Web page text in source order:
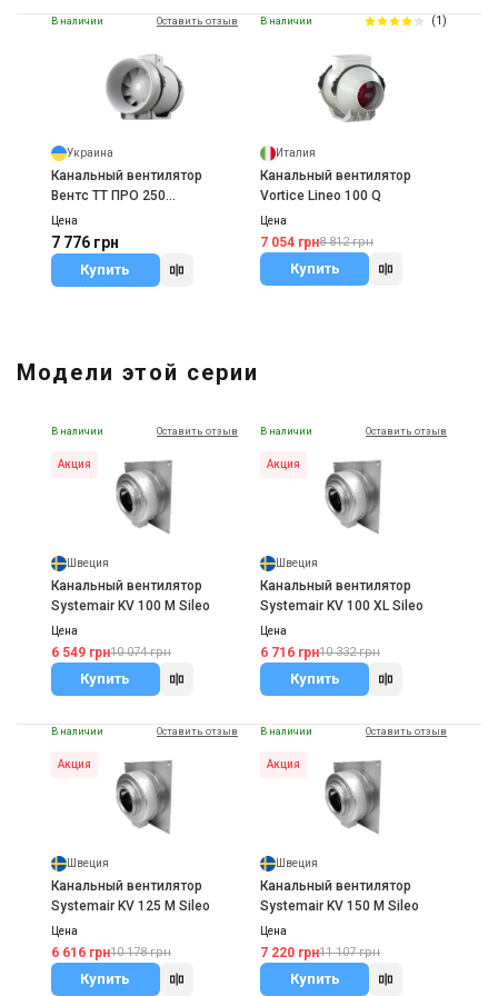
В наличии Оставить отзыв
Украина
Канальный вентилятор
Вентс ТТ ПРО 250
(модификация У, Ун)
Цена
7 776 грн
Купить
В наличии (1)
Италия
Канальный вентилятор
Vortice Lineo 100 Q
Цена
7 054 грн8 812 грн
Купить
Модели этой серии
В наличии Оставить отзыв
Акция
Швеция
Канальный вентилятор
Systemair KV 100 M Sileo
Цена
6 549 грн10 074 грн
Купить
В наличии Оставить отзыв
Акция
Швеция
Канальный вентилятор
Systemair KV 100 XL Sileo
Цена
6 716 грн10 332 грн
Купить
В наличии Оставить отзыв
Акция
Швеция
Канальный вентилятор
Systemair KV 125 M Sileo
Цена
6 616 грн10 178 грн
Купить
В наличии Оставить отзыв
Акция
Швеция
Канальный вентилятор
Systemair KV 150 M Sileo
Цена
7 220 грн11 107 грн
Купить